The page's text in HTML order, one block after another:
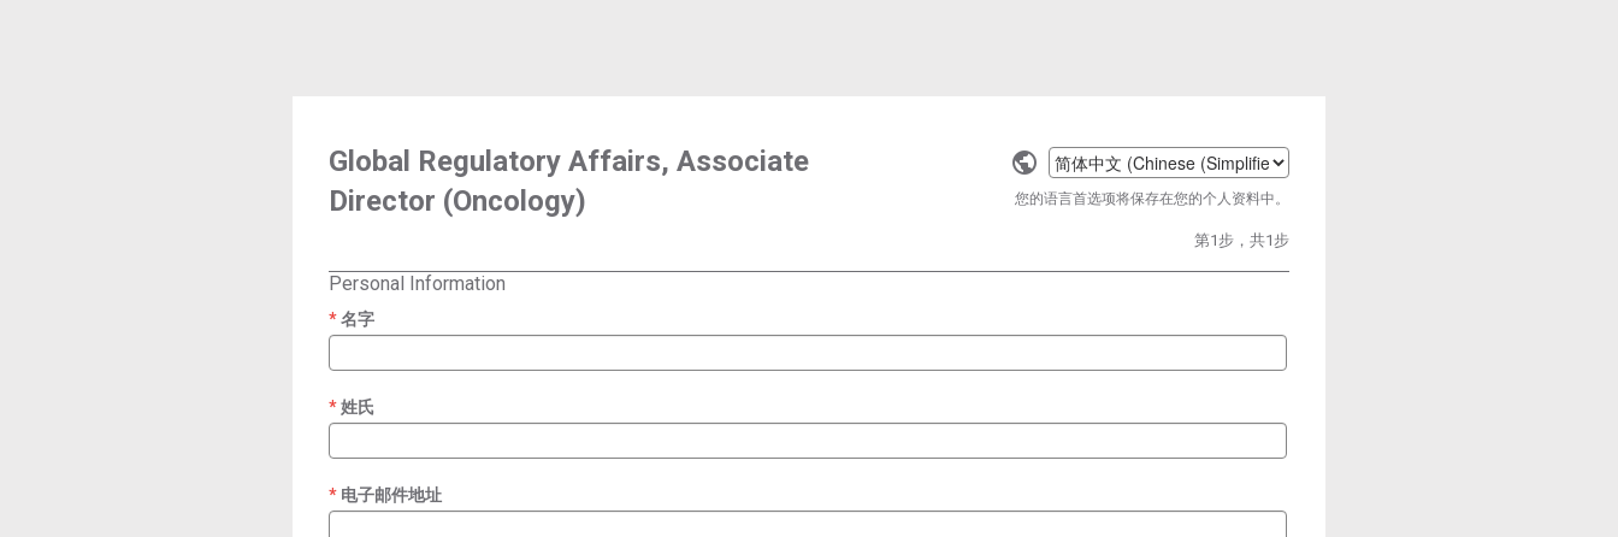
Select
a
language
您的语言首选项将保存在您的个人资料中。
Global Regulatory Affairs, Associate
Director (Oncology)
第1步，共1步
Personal Information
名字
required
姓氏
required
电子邮件地址
required